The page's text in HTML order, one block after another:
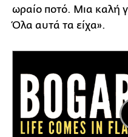
ωραίο ποτό. Μια καλή
Όλα αυτά τα είχα».